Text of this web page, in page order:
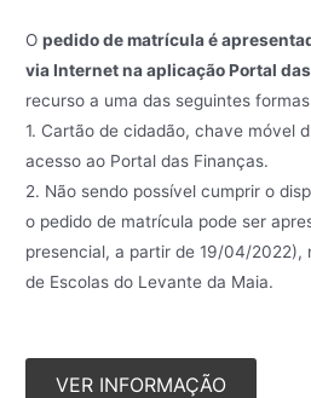
Opedido de matrícula é
via Internet na aplicação Portal
recurso a uma das seguintes
1. Cartão de cidadão, chave móvel
acesso ao Portal das Finanças.
2. Não sendo possível cumprir o
o pedido de matrícula pode ser
presencial, a partir de 19/04/2022),
de Escolas do Levante da Maia.
VER INFORMAÇÃO